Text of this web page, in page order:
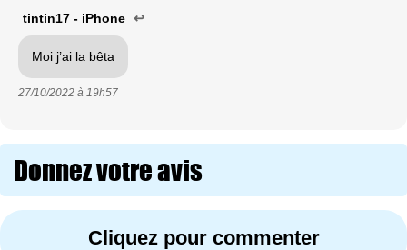
tintin17 - iPhone ↩
Moi j’ai la bêta
27/10/2022 à 19h57
Donnez votre avis
Cliquez pour commenter